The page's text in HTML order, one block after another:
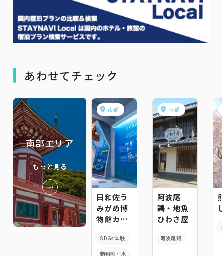
あわせてチェック
南部エリア
もっと見る
南部
日和佐う
みがめ博
物館カレ
SDGs体験
動物園・水
南部
阿波尾
鶏・地魚
ひわさ屋
阿波尾鶏